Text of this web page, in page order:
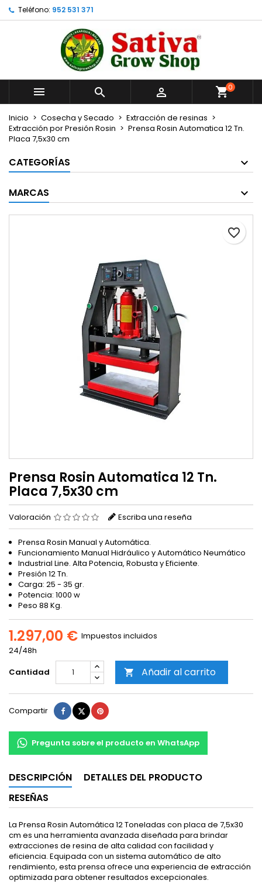
Teléfono: 952 531 371
   0
Inicio Cosecha y Secado
Extracción de resinas
Extracción por Presión Rosin
Prensa Rosin Automatica 12 Tn.
Placa 7,5x30 cm
CATEGORÍAS
MARCAS
Prensa Rosin Automatica 12 Tn.
Placa 7,5x30 cm
Valoración Escriba una reseña
Prensa Rosin Manual y Automática.
Funcionamiento Manual Hidráulico y Automático Neumático
Industrial Line. Alta Potencia, Robusta y Eficiente.
Presión 12 Tn.
Carga: 25 - 35 gr.
Potencia: 1000 w
Peso 88 Kg.
1.297,00 € Impuestos incluidos
24/48h
Cantidad
 Añadir al carrito
favorite_border
Compartir Compartir
TuitearPinterest
Pregunta sobre el producto en WhatsApp
DESCRIPCIÓN
DETALLES DEL PRODUCTO
RESEÑAS
La Prensa Rosin Automática 12 Toneladas con placa de 7,5x30
cm es una herramienta avanzada diseñada para brindar
extracciones de resina de alta calidad con facilidad y
eficiencia. Equipada con un sistema automático de alto
rendimiento, esta prensa ofrece una experiencia de extracción
optimizada para obtener resultados excepcionales.
Añadir a la lista de deseos ×
Crear nueva lista
Crear lista de deseos ×
Nombre de la lista de deseos
Cancelar Crear lista de deseos
Iniciar sesión ×
Debe iniciar sesión para guardar productos en su
lista de deseos.
Iniciar sesión